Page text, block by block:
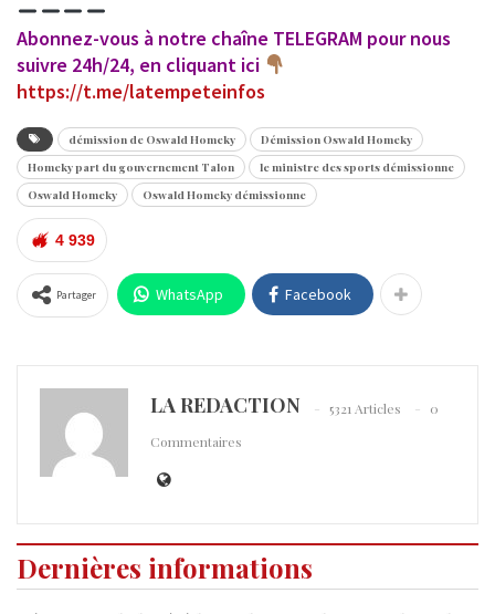
Abonnez-vous à notre chaîne TELEGRAM pour nous
suivre 24h/24, en cliquant ici
https://t.me/latempeteinfos
démission de Oswald Homeky
Démission Oswald Homeky
Homeky part du gouvernement Talon
le ministre des sports démissionne
Oswald Homeky
Oswald Homeky démissionne
4 939
Partager WhatsApp Facebook
LA REDACTION 5321 Articles
0
Commentaires
Dernières informations